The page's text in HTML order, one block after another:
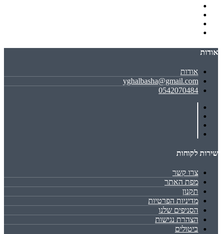
אודות
אודות
yghalbasha@gmail.com
0542070484
שירות לקוחות
צרו קשר
מפת האתר
תקנון
מדיניות הפרטיות
הסניפים שלנו
הצהרת נגישות
ביטולים